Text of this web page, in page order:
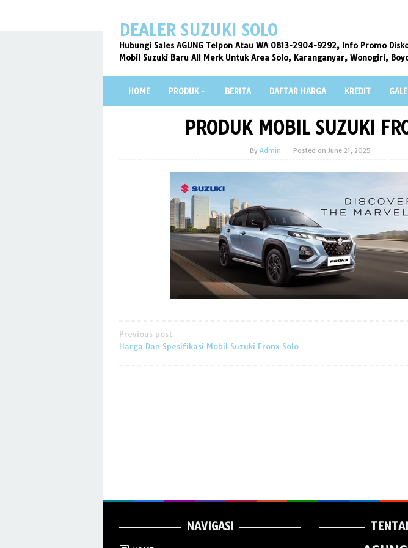
contentDEALER SUZUKI SOLO
Hubungi Sales AGUNG Telpon Atau WA 0813-2904-9292, Info Promo
Mobil Suzuki Baru All Merk Untuk Area Solo, Karanganyar, Wonogiri,
HOME PRODUK BERITA DAFTAR HARGA KREDIT
PRODUK MOBIL SUZUKI
By Admin Posted on June 21, 2025
Post
navigation
Previous post
Harga Dan Spesifikasi Mobil Suzuki Fronx Solo
NAVIGASI